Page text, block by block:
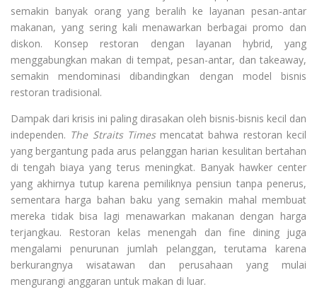
semakin banyak orang yang beralih ke layanan pesan-antar
makanan, yang sering kali menawarkan berbagai promo dan
diskon. Konsep restoran dengan layanan hybrid, yang
menggabungkan makan di tempat, pesan-antar, dan takeaway,
semakin mendominasi dibandingkan dengan model bisnis
restoran tradisional.
Dampak dari krisis ini paling dirasakan oleh bisnis-bisnis kecil dan
independen. The Straits Timesmencatat bahwa restoran kecil
yang bergantung pada arus pelanggan harian kesulitan bertahan
di tengah biaya yang terus meningkat. Banyak hawker center
yang akhirnya tutup karena pemiliknya pensiun tanpa penerus,
sementara harga bahan baku yang semakin mahal membuat
mereka tidak bisa lagi menawarkan makanan dengan harga
terjangkau. Restoran kelas menengah dan fine dining juga
mengalami penurunan jumlah pelanggan, terutama karena
berkurangnya wisatawan dan perusahaan yang mulai
mengurangi anggaran untuk makan di luar.